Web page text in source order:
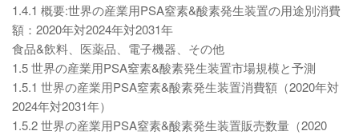
1.4.1 概要:世界の産業用PSA窒素&酸素発生装置の用途別消費
額：2020年対2024年対2031年
食品&飲料、医薬品、電子機器、その他
1.5 世界の産業用PSA窒素&酸素発生装置市場規模と予測
1.5.1 世界の産業用PSA窒素&酸素発生装置消費額（2020年対
2024年対2031年）
1.5.2 世界の産業用PSA窒素&酸素発生装置販売数量（2020